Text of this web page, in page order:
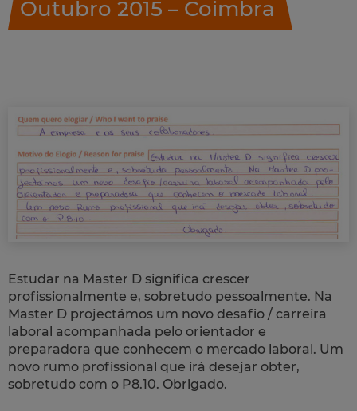
Outubro 2015 – Coimbra
Estudar na Master D significa crescer
profissionalmente e, sobretudo pessoalmente. Na
Master D projectámos um novo desafio / carreira
laboral acompanhada pelo orientador e
preparadora que conhecem o mercado laboral. Um
novo rumo profissional que irá desejar obter,
sobretudo com o P8.10. Obrigado.